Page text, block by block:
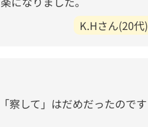
K.Hさん(20代)
察して」はだめだったのです